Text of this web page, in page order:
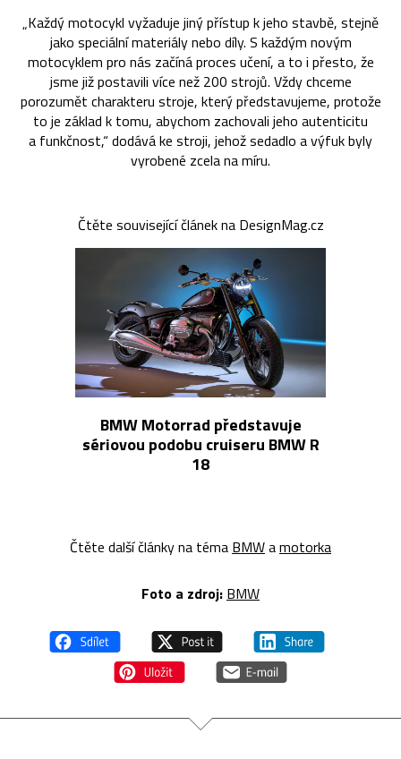
„Každý motocykl vyžaduje jiný přístup k jeho stavbě, stejně
jako speciální materiály nebo díly. S každým novým
motocyklem pro nás začíná proces učení, a to i přesto, že
jsme již postavili více než 200 strojů. Vždy chceme
porozumět charakteru stroje, který představujeme, protože
to je základ k tomu, abychom zachovali jeho autenticitu
a funkčnost,“ dodává ke stroji, jehož sedadlo a výfuk byly
vyrobené zcela na míru.
Čtěte související článek na DesignMag.cz
BMW Motorrad představuje
sériovou podobu cruiseru BMW R
18
Čtěte další články na téma BMWamotorka
Foto a zdroj: BMW